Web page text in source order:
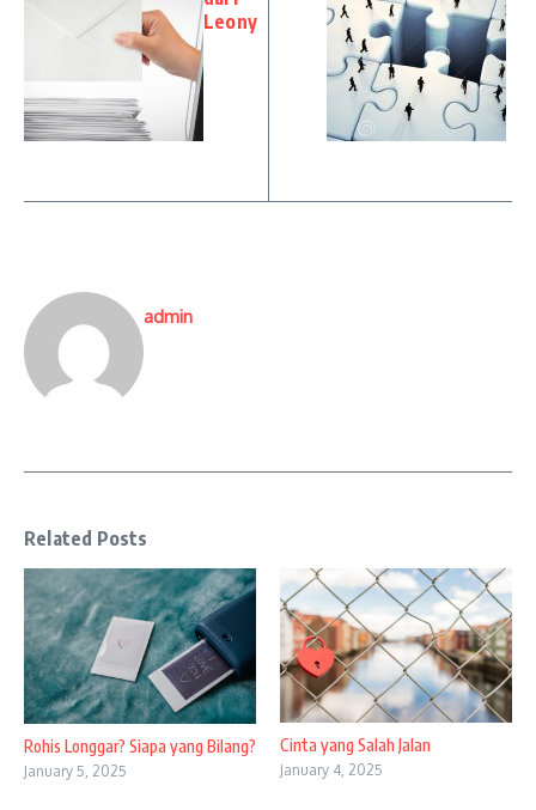
Leony
admin
Related Posts
Rohis Longgar? Siapa yang Bilang?
January 5, 2025
Cinta yang Salah Jalan
January 4, 2025